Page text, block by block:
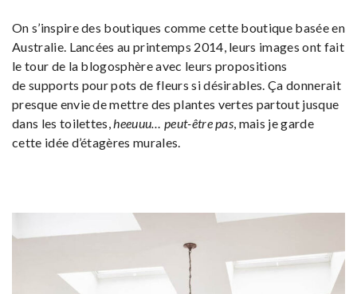
On s’inspire des boutiques comme cette boutique basée en
Australie. Lancées au printemps 2014, leurs imagesont fait
le tour de la blogosphère avec leurs propositions
de supports pour pots de fleurs si désirables. Ça donnerait
presque envie de mettre des plantes vertes partout jusque
dans les toilettes,heeuuu… peut-être pas, mais je garde
cette idée d’étagères murales.